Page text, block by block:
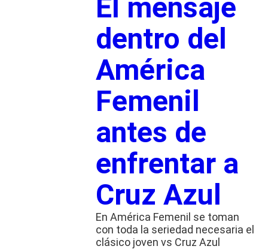
El mensaje
dentro del
América
Femenil
antes de
enfrentar a
Cruz Azul
En América Femenil se toman
con toda la seriedad necesaria el
clásico joven vs Cruz Azul